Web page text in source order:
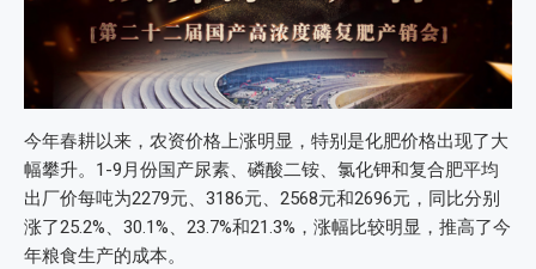
今年春耕以来，农资价格上涨明显，特别是化肥价格出现了大
幅攀升。1-9月份国产尿素、磷酸二铵、氯化钾和复合肥平均
出厂价每吨为2279元、3186元、2568元和2696元，同比分别
涨了25.2%、30.1%、23.7%和21.3%，涨幅比较明显，推高了今
年粮食生产的成本。